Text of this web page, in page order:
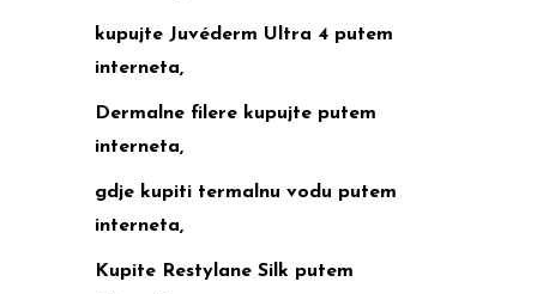
kupujte Juvéderm Ultra 4 putem
interneta,
Dermalne filere kupujte putem
interneta,
gdje kupiti termalnu vodu putem
interneta,
Kupite Restylane Silk putem